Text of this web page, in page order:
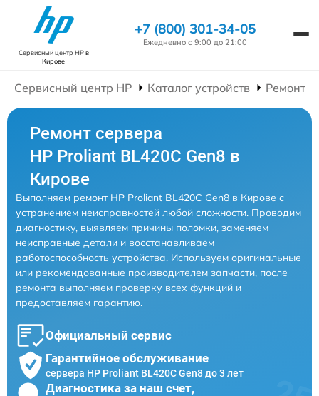
Сервисный центр HPв
Кирове
+7 (800) 301-34-05
Ежедневно с 9:00 до 21:00
Сервисный центр HP Каталог устройств Ремонт
Ремонт сервера
HP Proliant BL420C Gen8 в
Кирове
Выполняем ремонт HP Proliant BL420C Gen8 в Кирове с
устранением неисправностей любой сложности. Проводим
диагностику, выявляем причины поломки, заменяем
неисправные детали и восстанавливаем
работоспособность устройства. Используем оригинальные
или рекомендованные производителем запчасти, после
ремонта выполняем проверку всех функций и
предоставляем гарантию.
Официальный сервис
Гарантийное обслуживание
сервера HP Proliant BL420C Gen8 до 3 лет
Диагностика за наш счет,